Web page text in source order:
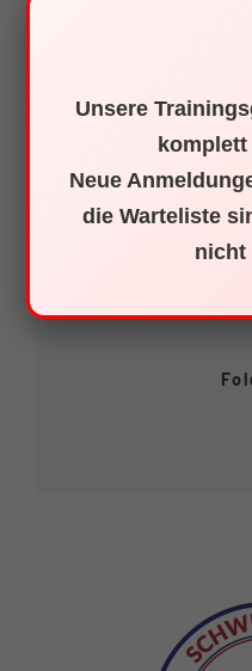
Unsere
komplett
Neue
die Warteliste
nicht
Schwimmclub
1.
79761